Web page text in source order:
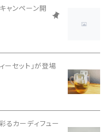
ャンペーン開
ーセット」が登場
るカーディフュー